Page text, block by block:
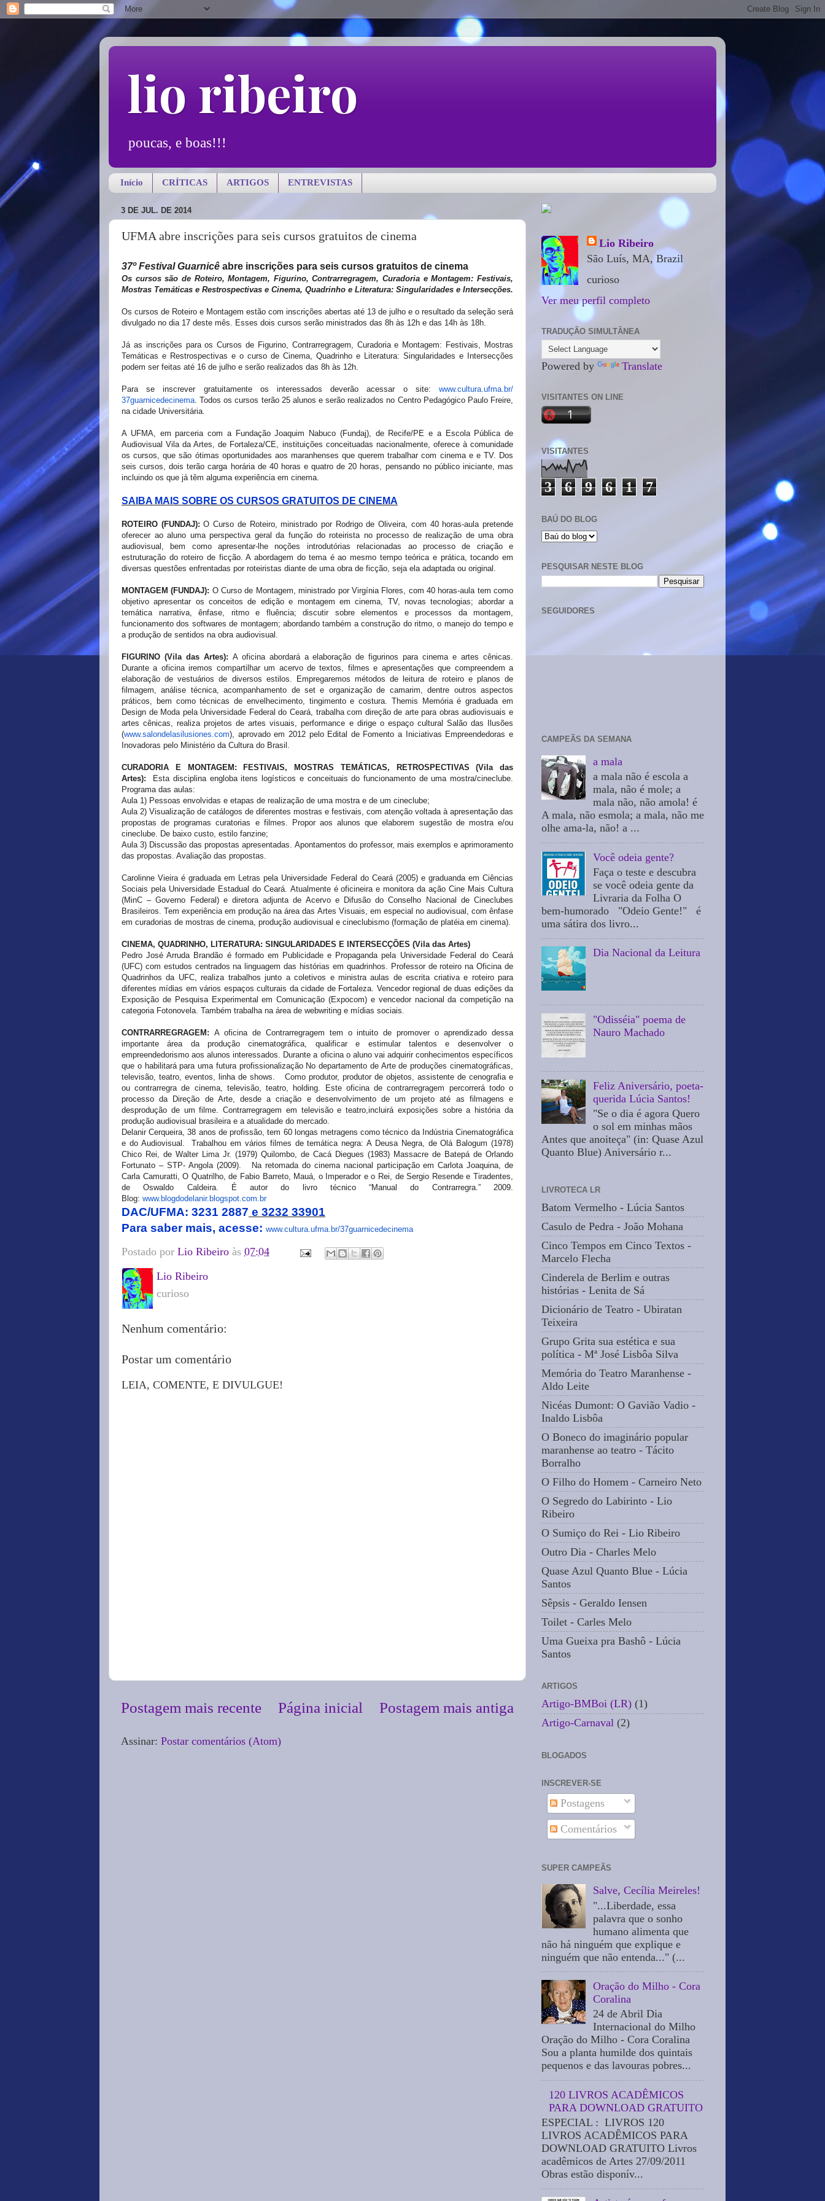
lio ribeiro
poucas, e boas!!!
Início CRÍTICAS ARTIGOS ENTREVISTAS
3 DE JUL. DE 2014
UFMA abre inscrições para seis cursos gratuitos de cinema
37º Festival Guarnicê abre inscrições para seis cursos gratuitos de cinema
Os cursos são de Roteiro, Montagem, Figurino, Contrarregragem, Curadoria e Montagem: Festivais,
Mostras Temáticas e Restrospectivas e Cinema, Quadrinho e Literatura: Singularidades e Intersecções.
Os cursos de Roteiro e Montagem estão com inscrições abertas até 13 de julho e o resultado da seleção será
divulgado no dia 17 deste mês. Esses dois cursos serão ministrados das 8h às 12h e das 14h às 18h.
Já as inscrições para os Cursos de Figurino, Contrarregragem, Curadoria e Montagem: Festivais, Mostras
Temáticas e Restrospectivas e o curso de Cinema, Quadrinho e Literatura: Singularidades e Intersecções
podem ser feitas até 16 de julho e serão realizados das 8h às 12h.
Para se inscrever gratuitamente os interessados deverão acessar o site: www.cultura.ufma.br/
37guarnicedecinema . Todos os cursos terão 25 alunos e serão realizados no Centro Pedagógico Paulo Freire,
na cidade Universitária.
A UFMA, em parceria com a Fundação Joaquim Nabuco (Fundaj), de Recife/PE e a Escola Pública de
Audiovisual Vila da Artes, de Fortaleza/CE, instituições conceituadas nacionalmente, oferece à comunidade
oscursos, que são ótimas oportunidades aos maranhenses que querem trabalhar com cinema e e TV. Dos
seis cursos, dois terão carga horária de 40 horas e quatro de 20 horas, pensando no público iniciante, mas
incluindo os que já têm alguma experiência em cinema.
SAIBA MAIS SOBRE OS CURSOS GRATUITOS DE CINEMA
ROTEIRO (FUNDAJ):O Curso de Roteiro, ministrado por Rodrigo de Oliveira, com 40 horas-aula pretende
oferecer ao aluno uma perspectiva geral da função do roteirista no processo de realização de uma obra
audiovisual, bem como apresentar-lhe noções introdutórias relacionadas ao processo de criação e
estruturação do roteiro de ficção. A abordagem do tema é ao mesmo tempo teórica e prática, tocando em
diversas questões enfrentadas por roteiristas diante de uma obra de ficção, seja ela adaptada ou original.
MONTAGEM (FUNDAJ): O Curso de Montagem, ministrado por Virgínia Flores, com 40 horas-aula tem como
objetivo apresentar os conceitos de edição e montagem em cinema, TV, novas tecnologias; abordar a
temática narrativa, ênfase, ritmo e fluência; discutir sobre elementos e processos da montagem,
funcionamento dos softwares de montagem; abordando também a construção do ritmo, o manejo do tempo e
a produção de sentidos na obra audiovisual.
FIGURINO (Vila das Artes): A oficina abordará a elaboração de figurinos para cinema e artes cênicas.
Durante a oficina iremos compartilhar um acervo de textos, filmes e apresentações que compreendem a
elaboração de vestuários de diversos estilos. Empregaremos métodos de leitura de roteiro e planos de
filmagem, análise técnica, acompanhamento de set e organização de camarim, dentre outros aspectos
práticos, bem como técnicas de envelhecimento, tingimento e costura. Themis Memória é graduada em
Design de Moda pela Universidade Federal do Ceará, trabalha com direção de arte para obras audiovisuais e
artes cênicas, realiza projetos de artes visuais, performance e dirige o espaço cultural Salão das Ilusões
(www.salondelasilusiones.com), aprovado em 2012 pelo Edital de Fomento a Iniciativas Empreendedoras e
Inovadoras pelo Ministério da Cultura do Brasil.
CURADORIA E MONTAGEM: FESTIVAIS, MOSTRAS TEMÁTICAS, RETROSPECTIVAS (Vila das
Artes):
Esta disciplina engloba itens logísticos e conceituais do funcionamento de uma mostra/cineclube.
Programa das aulas:
Aula 1) Pessoas envolvidas e etapas de realização de uma mostra e de um cineclube;
Aula 2) Visualização de catálogos de diferentes mostras e festivais, com atenção voltada à apresentação das
propostas de programas curatorias e filmes. Propor aos alunos que elaborem sugestão de mostra e/ou
cineclube. De baixo custo, estilo fanzine;
Aula 3) Discussão das propostas apresentadas. Apontamentos do professor, mais exemplos e aprimoramento
das propostas. Avaliação das propostas.
Carolinne Vieira é graduada em Letras pela Universidade Federal do Ceará (2005) e graduanda em Ciências
Sociais pela Universidade Estadual do Ceará. Atualmente é oficineira e monitora da ação Cine Mais Cultura
(MinC – Governo Federal) e diretora adjunta de Acervo e Difusão do Conselho Nacional de Cineclubes
Brasileiros. Tem experiência em produção na área das Artes Visuais, em especial no audiovisual, com ênfase
em curadorias de mostras de cinema, produção audiovisual e cineclubismo (formação de platéia em cinema).
CINEMA, QUADRINHO, LITERATURA: SINGULARIDADES E INTERSECÇÕES (Vila das Artes)
Pedro José Arruda Brandão é formado em Publicidade e Propaganda pela Universidade Federal do Ceará
(UFC) com estudos centrados na linguagem das histórias em quadrinhos. Professor de roteiro na Oficina de
Quadrinhos da UFC, realiza trabalhos junto a coletivos e ministra aulas de escrita criativa e roteiro para
diferentes mídias em vários espaços culturais da cidade de Fortaleza. Vencedor regional de duas edições da
Exposição de Pesquisa Experimental em Comunicação (Expocom) e vencedor nacional da competição na
categoria Fotonovela. Também trabalha na área de webwriting e mídias sociais.
CONTRARREGRAGEM: A oficina de Contrarregragem tem o intuito de promover o aprendizado dessa
importante área da produção cinematográfica, qualificar e estimular talentos e desenvolver o
empreendedorismo aos alunos interessados. Durante a oficina o aluno vai adquirir conhecimentos específicos
que o habilitará para uma futura profissionalização No departamento de Arte de produções cinematográficas,
televisão, teatro, eventos, linha de shows.
Como produtor, produtor de objetos, assistente de cenografia e
ou contrarregra de cinema, televisão, teatro, holding. Este oficina de contrarregragem percorrerá todo o
processo da Direção de Arte, desde a criação e desenvolvimento de um projeto até as filmagens e
desprodução de um filme. Contrarregragem em televisão e teatro,incluirá exposições sobre a história da
produção audiovisual brasileira e a atualidade do mercado.
Delanir Cerqueira, 38 anos de profissão, tem 60 longas metragens como técnico da Indústria Cinematográfica
e do Audiovisual. Trabalhou em vários filmes de temática negra: A Deusa Negra, de Olá Balogum (1978)
Chico Rei, de Walter Lima Jr. (1979) Quilombo, de Cacá Diegues (1983) Massacre de Batepá de Orlando
Fortunato – STP- Angola (2009).
Na retomada do cinema nacional participação em Carlota Joaquina, de
Carla Camuratti, O Quatrilho, de Fabio Barreto, Mauá, o Imperador e o Rei, de Sergio Resende e Tiradentes,
de Oswaldo Caldeira. É autor do livro técnico “Manual do Contrarregra.” 2009.
Blog: www.blogdodelanir.blogspot. com.br
DAC/UFMA: 3231 2887 e 3232 33901
Para saber mais, acesse: www.cultura.ufma.br/37guarnicedecinema
Postado por Lio Ribeiro às 07:04
Lio Ribeiro
curioso
Nenhum comentário:
Postar um comentário
LEIA, COMENTE, E DIVULGUE!
Postagem mais recente Postagem mais antiga
Página inicial
Assinar: Postar comentários (Atom)
Lio Ribeiro
São Luís, MA, Brazil
curioso
Ver meu perfil completo
TRADUÇÃO SIMULTÂNEA
Powered by Translate
VISITANTES ON LINE
VISITANTES
3 6 9 6 1 7
BAÚ DO BLOG
PESQUISAR NESTE BLOG
SEGUIDORES
CAMPEÃS DA SEMANA
a mala
a mala não é escola a
mala, não é mole; a
mala não, não amola! é
A mala, não esmola; a mala, não me
olhe ama-la, não! a ...
Você odeia gente?
Faça o teste e descubra
se você odeia gente da
Livraria da Folha O
bem-humorado "Odeio Gente!" é
uma sátira dos livro...
Dia Nacional da Leitura
"Odisséia" poema de
Nauro Machado
Feliz Aniversário, poeta-
querida Lúcia Santos!
"Se o dia é agora Quero
o sol em minhas mãos
Antes que anoiteça" (in: Quase Azul
Quanto Blue) Aniversário r...
LIVROTECA LR
Batom Vermelho - Lúcia Santos
Casulo de Pedra - João Mohana
Cinco Tempos em Cinco Textos -
Marcelo Flecha
Cinderela de Berlim e outras
histórias - Lenita de Sá
Dicionário de Teatro - Ubiratan
Teixeira
Grupo Grita sua estética e sua
política - Mª José Lisbôa Silva
Memória do Teatro Maranhense -
Aldo Leite
Nicéas Dumont: O Gavião Vadio -
Inaldo Lisbôa
O Boneco do imaginário popular
maranhense ao teatro - Tácito
Borralho
O Filho do Homem - Carneiro Neto
O Segredo do Labirinto - Lio
Ribeiro
O Sumiço do Rei - Lio Ribeiro
Outro Dia - Charles Melo
Quase Azul Quanto Blue - Lúcia
Santos
Sêpsis - Geraldo Iensen
Toilet - Carles Melo
Uma Gueixa pra Bashô - Lúcia
Santos
ARTIGOS
Artigo-BMBoi (LR) (1)
Artigo-Carnaval (2)
BLOGADOS
INSCREVER-SE
Postagens
Comentários
SUPER CAMPEÃS
Salve, Cecília Meireles!
"...Liberdade, essa
palavra que o sonho
humano alimenta que
não há ninguém que explique e
ninguém que não entenda..." (...
Oração do Milho - Cora
Coralina
24 de Abril Dia
Internacional do Milho
Oração do Milho - Cora Coralina
Sou a planta humilde dos quintais
pequenos e das lavouras pobres...
120 LIVROS ACADÊMICOS
PARA DOWNLOAD GRATUITO
ESPECIAL : LIVROS 120
LIVROS ACADÊMICOS PARA
DOWNLOAD GRATUITO Livros
acadêmicos de Artes 27/09/2011
Obras estão disponív...